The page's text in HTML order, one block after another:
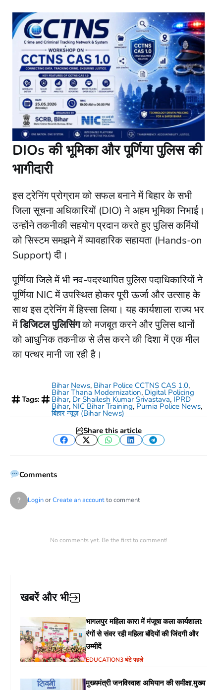
DIOs की भूमिका और पूर्णिया पुलिस की
भागीदारी
​इस ट्रेनिंग प्रोग्राम को सफल बनाने में बिहार के सभी
जिला सूचना अधिकारियों (DIO) ने अहम भूमिका निभाई।
उन्होंने तकनीकी सहयोग प्रदान करते हुए पुलिस कर्मियों
को सिस्टम समझने में व्यावहारिक सहायता (Hands-on
Support) दी।
​पूर्णिया जिले में भी नव-पदस्थापित पुलिस पदाधिकारियों ने
पूर्णिया NIC में उपस्थित होकर पूरी ऊर्जा और उत्साह के
साथ इस ट्रेनिंग में हिस्सा लिया। यह कार्यशाला राज्य भर
मेंडिजिटल पुलिसिंगको मजबूत करने और पुलिस थानों
को आधुनिक तकनीक से लैस करने की दिशा में एक मील
का पत्थर मानी जा रही है।
Tags:
Bihar News, Bihar Police CCTNS CAS 1.0,
Bihar Thana Modernization, Digital Policing
Bihar, Dr Shailesh Kumar Srivastava, IPRD
Bihar, NIC Bihar Training, Purnia Police News,
बिहार न्यूज़ (Bihar News)
Share this article
Facebook
TwitterWhatsApp
LinkedInTelegram
Comments
? LoginorCreate an accountto comment
No comments yet. Be the first to comment!
खबरें और भी
भागलपुर महिला कारा में मंजूषा कला कार्यशाला:
रंगों से संवर रही महिला बंदियों की जिंदगी और
उम्मीदें
EDUCATION3 घंटे पहले
मुख्यमंत्री जनविस्वाश अभियान की समीक्षा,मुख्य